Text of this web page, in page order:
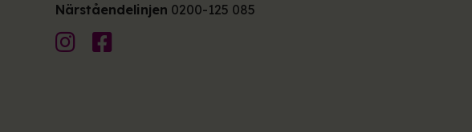
Närståendelinjen 0200-125 085